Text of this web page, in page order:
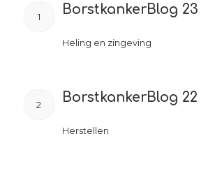
1 BorstkankerBlog 23
Heling en zingeving
2 BorstkankerBlog 22
Herstellen